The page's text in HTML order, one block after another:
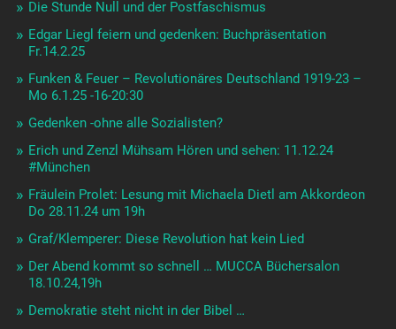
Die Stunde Null und der Postfaschismus
Edgar Liegl feiern und gedenken: Buchpräsentation
Fr.14.2.25
Funken & Feuer – Revolutionäres Deutschland 1919-23 –
Mo 6.1.25 -16-20:30
Gedenken -ohne alle Sozialisten?
Erich und Zenzl Mühsam Hören und sehen: 11.12.24
#München
Fräulein Prolet: Lesung mit Michaela Dietl am Akkordeon
Do 28.11.24 um 19h
Graf/Klemperer: Diese Revolution hat kein Lied
Der Abend kommt so schnell … MUCCA Büchersalon
18.10.24,19h
Demokratie steht nicht in der Bibel …